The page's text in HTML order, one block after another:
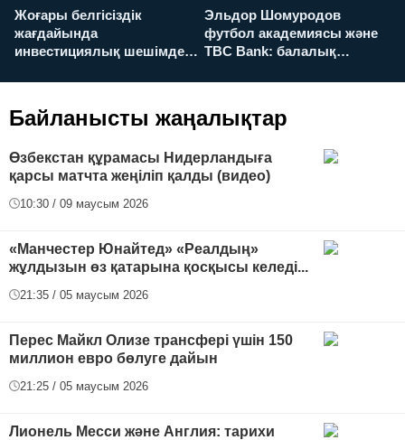
Жоғары белгісіздік
жағдайында
инвестициялық шешімдер
Эльдор Шомуродов
футбол академиясы және
TBC Bank: балалық
Байланысты жаңалықтар
Өзбекстан құрамасы Нидерландыға
қарсы матчта жеңіліп қалды (видео)
10:30 / 09 маусым 2026
«Манчестер Юнайтед» «Реалдың»
жұлдызын өз қатарына қосқысы келеді...
21:35 / 05 маусым 2026
Перес Майкл Олизе трансфері үшін 150
миллион евро бөлуге дайын
21:25 / 05 маусым 2026
Лионель Месси және Англия: тарихи